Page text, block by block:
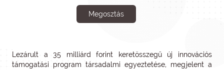
Megosztás
Lezárult a 35 milliárd forint keretösszegű új innovációs
támogatási program társadalmi egyeztetése, megjelent a